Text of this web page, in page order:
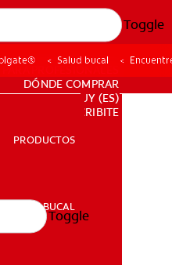
Toggle
SALUD BUCAL
PARA PROFESIONALES
DÓNDE COMPRAR
UY (ES)
SUSCRIBITE
PRODUCTOS
SALUD BUCAL
Toggle
Salud bucal
a la